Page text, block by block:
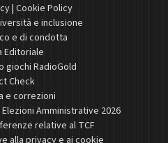
| Cookie Policy
e inclusione
e di condotta
Editoriale
giochi RadioGold
Check
e correzioni
Amministrative 2026
relative al TCF
alla privacy e ai cookie